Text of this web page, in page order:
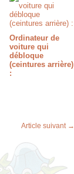
Ordinateur de
voiture qui
débloque
(ceintures arrière)
:
Article suivant →